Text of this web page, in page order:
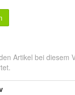
Artikel bei diesem